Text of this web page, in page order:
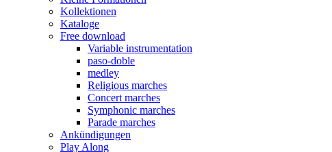
Kollektionen
Kataloge
Free download
Variable instrumentation
paso-doble
medley
Religious marches
Concert marches
Symphonic marches
Parade marches
Ankündigungen
Play Along